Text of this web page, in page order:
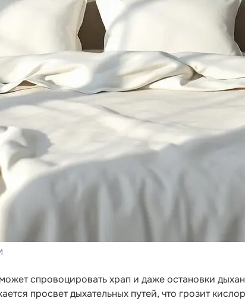
спровоцировать храп и даже остановки
просвет дыхательных путей, что грозит